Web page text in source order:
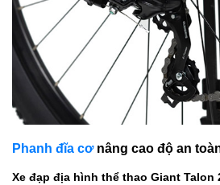
Phanh đĩa cơnâng cao độ an
Xe đạp địa hình thể thao Giant Talon